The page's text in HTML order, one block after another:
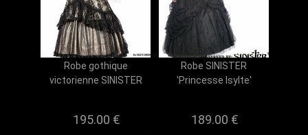
Robe gothique
victorienne SINISTER
195.00 €
Robe SINISTER
'Princesse Isylte'
189.00 €